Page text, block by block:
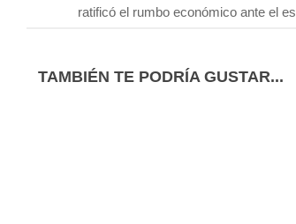
ratificó el rumbo económico ante el
TAMBIÉN TE PODRÍA GUSTAR...